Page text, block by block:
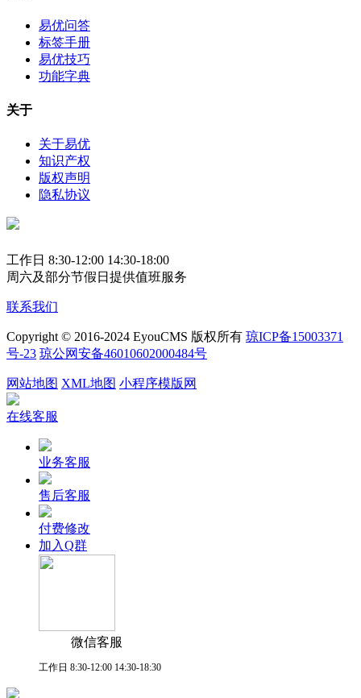
易优问答
标签手册
易优技巧
功能字典
关于
关于易优
知识产权
版权声明
隐私协议
工作日 8:30-12:00 14:30-18:00
周六及部分节假日提供值班服务
联系我们
Copyright © 2016-2024 EyouCMS 版权所有 琼ICP备15003371
号-23 琼公网安备46010602000484号
网站地图 XML地图 小程序模版网
在线客服
业务客服
售后客服
付费修改
加入Q群
微信客服
工作日 8:30-12:00 14:30-18:30